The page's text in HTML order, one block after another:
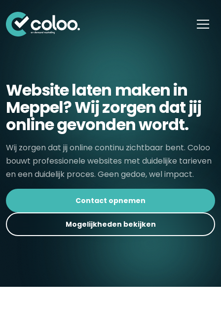
Website laten maken in
Meppel? Wij zorgen dat jij
online gevonden wordt.
Wij zorgen dat jij online continu zichtbaar bent. Coloo
bouwt professionele websites met duidelijke tarieven
en een duidelijk proces. Geen gedoe, wel impact.
Contact opnemen
Mogelijkheden bekijken